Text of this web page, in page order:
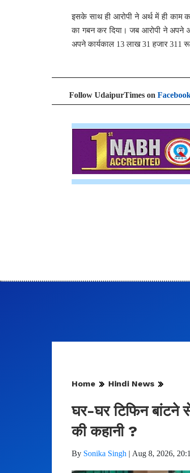
इसके साथ ही आरोपी ने अर्थ में ही
का गबन कर दिया। जब आरोपी ने अपने
अपने कार्यकाल 13 लाख 31 हजार 311
Follow UdaipurTimes on
Home Hindi News
घर-घर टिफिन बांटने
की कहानी ?
By Sonika Singh | Aug 8, 2026,